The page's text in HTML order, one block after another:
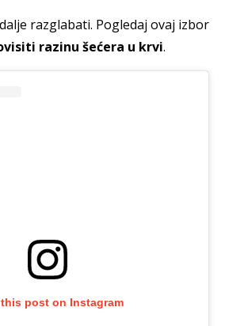
razglabati. Pogledaj ovaj izbor
razinu šećera u krvi.
post on Instagram